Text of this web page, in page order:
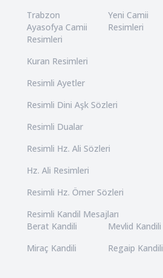
Trabzon
Ayasofya Camii
Resimleri
Yeni Camii
Resimleri
Kuran Resimleri
Resimli Ayetler
Resimli Dini Aşk Sözleri
Resimli Dualar
Resimli Hz. Ali Sözleri
Hz. Ali Resimleri
Resimli Hz. Ömer Sözleri
Resimli Kandil Mesajları
Berat Kandili
Mevlid Kandili
Miraç Kandili
Regaip Kandili